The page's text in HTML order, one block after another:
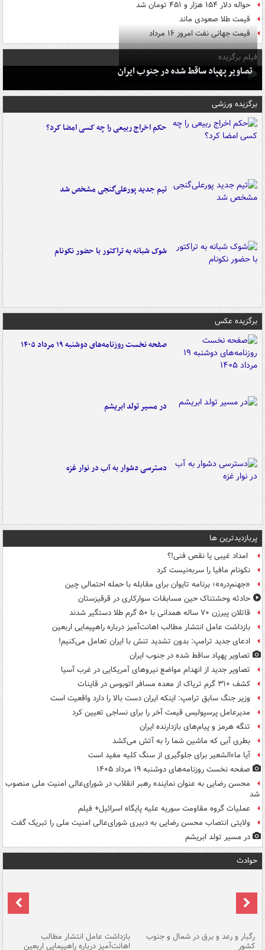
حواله دلار ۱۵۴ هزار و ۴۵۱ تومان شد
قیمت طلا صعودی ماند
قیمت جهانی نفت امروز ۱۶ مرداد
فیلم برگزیده
تصاویر پهپاد ساقط شده در جنوب ایران
برگزیده ورزشی
حکم اخراج ربیعی را چه کسی امضا کرد؟
تیم جدید پورعلی‌گنجی مشخص شد
شوک شبانه به تراکتور با حضور نکونام
برگزیده عکس
صفحه نخست روزنامه‌های دوشنبه ۱۹ مرداد ۱۴۰۵
در مسیر تولد ابریشم
دسترسی دشوار به آب در نوار غزه
پربازدیدترین ها
امداد غیبی یا نقص فنی!؟
نکونام مافیا را سربه‌نیست کرد
«جهنم‌دره»؛ برنامه تایوان برای مقابله با حمله احتمالی چین
حادثه وحشتناک حین مسابقات سوارکاری در قرقیزستان
قاتلان پیرزن ۷۰ ساله همدانی با ۵۰ گرم طلا دستگیر شدند
بازداشت عامل انتشار مطالب اهانت‌آمیز درباره راهپیمایی اربعین
ادعای جدید ترامپ: بدون تشدید تنش با ایران تعامل می‌کنیم!
تصاویر پهپاد ساقط شده در جنوب ایران
تصاویر جدید از انهدام مواضع نیروهای آمریکایی در غرب آسیا
کشف ۳۱۰ گرم تریاک از معده مسافر اتوبوس در قاینات
وزیر جنگ سابق ترامپ: اینکه ایران دست بالا را دارد واقعیت است
مدیرعامل پرسپولیس قیمت آخر را برای نساجی تعیین کرد
تنگه هرمز و پیام‌های بازدارنده ایران
بطری آبی که ماشین شما را به آتش می‌کشد
آیا ماءالشعیر برای جلوگیری از سنگ کلیه مفید است
صفحه نخست روزنامه‌های دوشنبه ۱۹ مرداد ۱۴۰۵
محسن رضایی به عنوان نماینده رهبر انقلاب در شورای‌عالی امنیت ملی منصوب
شد
عملیات گروه مقاومت سوریه علیه پایگاه اسرائیل+ فیلم
ولایتی انتصاب محسن رضایی به دبیری شورای‌عالی امنیت ملی را تبریک گفت
در مسیر تولد ابریشم
حوادث
رگبار و رعد و برق در شمال و جنوب
کشور
بازداشت عامل انتشار مطالب
اهانت‌آمیز درباره راهپیمایی اربعین